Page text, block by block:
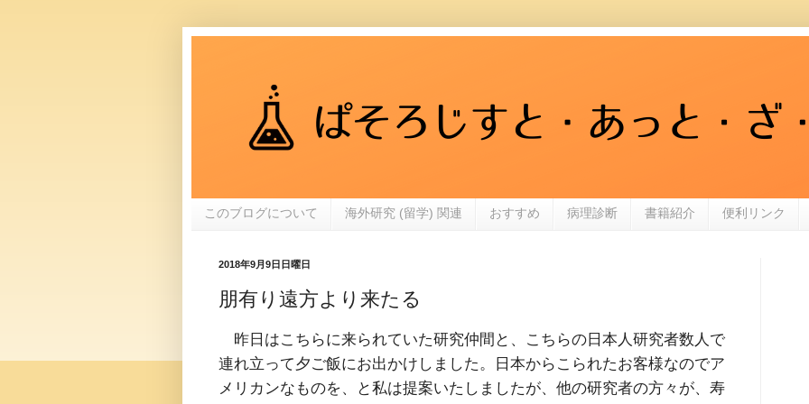
このブログについて 海外研究 (留学) 関連 おすすめ 病理診断 書籍紹介 便利リンク
2018年9月9日日曜日
朋有り遠方より来たる
昨日はこちらに来られていた研究仲間と、こちらの日本人研究者数人で
連れ立って夕ご飯にお出かけしました。日本からこられたお客様なのでア
メリカンなものを、と私は提案いたしましたが、他の研究者の方々が、寿